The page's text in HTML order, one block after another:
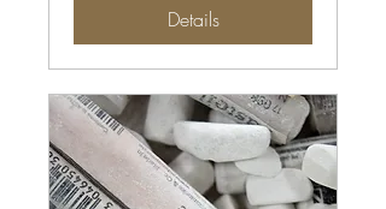
Details